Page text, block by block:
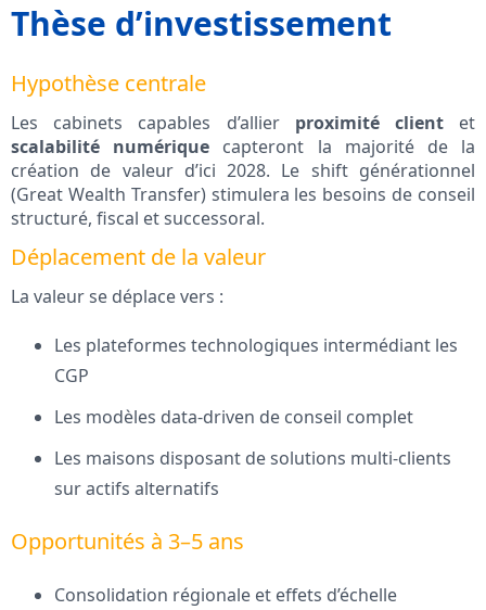
Thèse d’investissement
Hypothèse centrale
Les cabinets capables d’allier proximité clientet
scalabilité numérique capteront la majorité de la
création de valeur d’ici 2028. Le shift générationnel
(Great Wealth Transfer) stimulera les besoins de conseil
structuré, fiscal et successoral.
Déplacement de la valeur
La valeur se déplace vers :
Les plateformes technologiques intermédiant les
CGP
Les modèles data-driven de conseil complet
Les maisons disposant de solutions multi-clients
sur actifs alternatifs
Opportunités à 3–5 ans
Consolidation régionale et effets d’échelle